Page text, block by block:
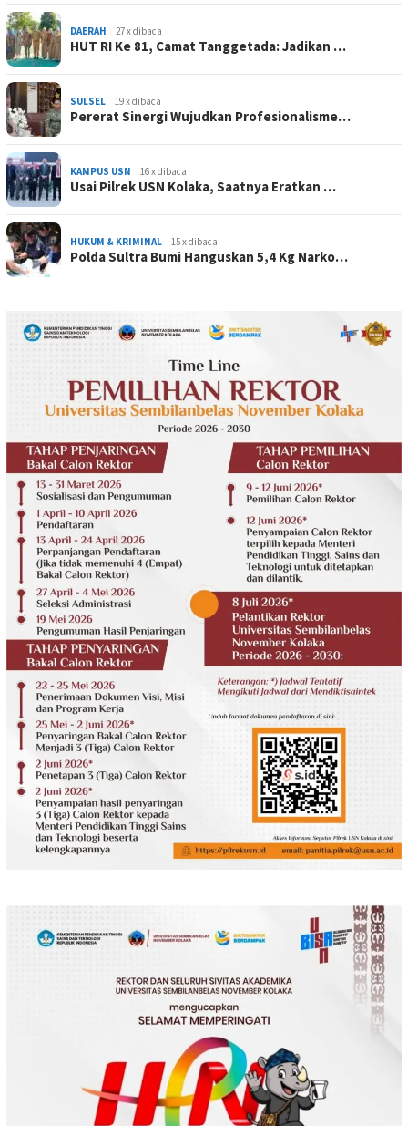
DAERAH 27 x dibaca
HUT RI Ke 81, Camat Tanggetada: Jadikan …
SULSEL 19 x dibaca
Pererat Sinergi Wujudkan Profesionalisme…
KAMPUS USN 16 x dibaca
Usai Pilrek USN Kolaka, Saatnya Eratkan …
HUKUM & KRIMINAL 15 x dibaca
Polda Sultra Bumi Hanguskan 5,4 Kg Narko…